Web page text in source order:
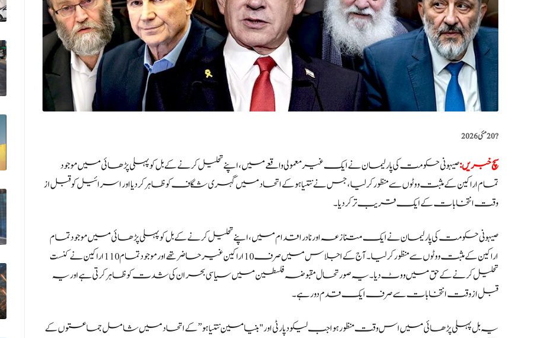
?️20 مئی 2026
سچ خبریں:صیہونی حکومت کی پارلیمان نے ایک غیرمعمولی واقعے میں، اپنے تحلیل کرنے کے بل کو پہلی پڑھائی میں موجود
تمام اراکین کے مثبت ووٹوں سے منظور کر لیا، جس نے نتنیاہو کے اتحاد میں گہری شگاف کو ظاہر کر دیا اور اسرائیل کو قبل از
وقت انتخابات کے ایک قریب تر کر دیا۔
صیہونی حکومت کی پارلیمان نے ایک متنازعہ اور نادر اقدام میں، اپنے تحلیل کرنے کے بل کو پہلی پڑھائی میں موجود تمام
اراکین کے مثبت ووٹوں سے منظور کر لیا۔ آج کے اجلاس میں صرف 10 اراکین غیر حاضر تھے اور موجود تمام 110 اراکین نے کنست
تحلیل کرنے کے حق میں ووٹ دیا۔ یہ صورتحال مقبوضہ فلسطین میں سیاسی بحران کی شدت کو ظاہر کرتی ہے اور یہ
قبل از وقت انتخابات سے صرف ایک قدم دور ہے۔
یہ بل پہلی پڑھائی میں اس وقت منظور ہوا جب لیکود پارٹی اور "بنیامین نتنیاہو” کے اتحاد میں شامل جماعتوں کے